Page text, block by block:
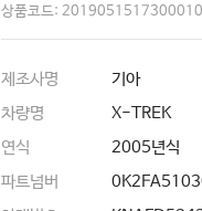
상품코드:
제조사명
기아
차량명
X-TREK
연식
2005년식
파트넘버